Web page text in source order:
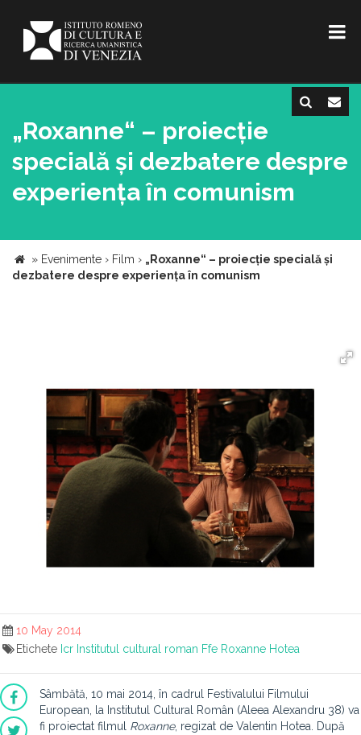
„Roxanne“ – proiecție
specială și dezbatere despre
experiența în comunism
» Evenimente › Film › „Roxanne“ – proiecție specială și
dezbatere despre experiența în comunism
10 May 2014
Etichete Icr Institutul cultural roman Ffe Roxanne Hotea
Sâmbătă, 10 mai 2014, în cadrul Festivalului Filmului
European, la Institutul Cultural Român (Aleea Alexandru 38) va
fi proiectat filmul
Roxanne, regizat de Valentin Hotea. După